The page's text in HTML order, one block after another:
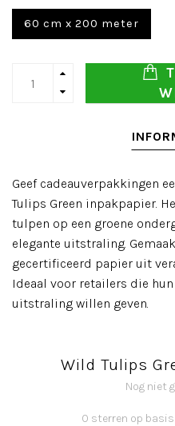
60 cm x 200 meter
Geef cadeauverpakkingen
Tulips Green inpakpapier.
tulpen op een groene
elegante uitstraling.
gecertificeerd papier uit
Ideaal voor retailers die
uitstraling willen geven.
Wild Tulips
Nog niet
0 sterren op